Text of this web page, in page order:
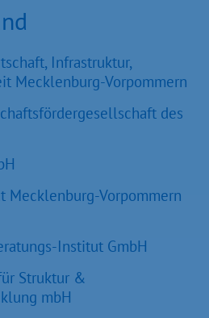
Infrastruktur,
Mecklenburg-Vorpommern
des
Mecklenburg-Vorpommern
Institut GmbH
Struktur &
mbH